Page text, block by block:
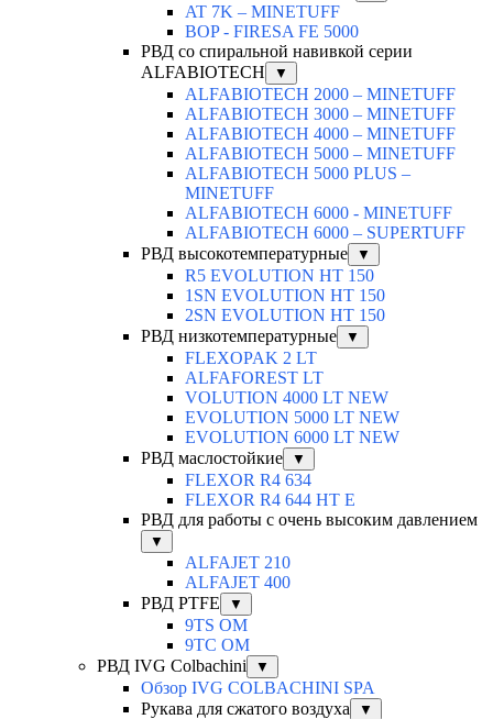
AT 7K – MINETUFF
BOP - FIRESA FE 5000
РВД со спиральной навивкой серии
ALFABIOTECH
▼
ALFABIOTECH 2000 – MINETUFF
ALFABIOTECH 3000 – MINETUFF
ALFABIOTECH 4000 – MINETUFF
ALFABIOTECH 5000 – MINETUFF
ALFABIOTECH 5000 PLUS –
MINETUFF
ALFABIOTECH 6000 - MINETUFF
ALFABIOTECH 6000 – SUPERTUFF
РВД высокотемпературные
▼
R5 EVOLUTION HT 150
1SN EVOLUTION HT 150
2SN EVOLUTION HT 150
РВД низкотемпературные
▼
FLEXOPAK 2 LT
ALFAFOREST LT
VOLUTION 4000 LT NEW
EVOLUTION 5000 LT NEW
EVOLUTION 6000 LT NEW
РВД маслостойкие
▼
FLEXOR R4 634
FLEXOR R4 644 HT E
РВД для работы с очень высоким давлением
▼
ALFAJET 210
ALFAJET 400
РВД PTFE
▼
9TS OM
9TC OM
РВД IVG Colbachini
▼
Обзор IVG COLBACHINI SPA
Рукава для сжатого воздуха
▼